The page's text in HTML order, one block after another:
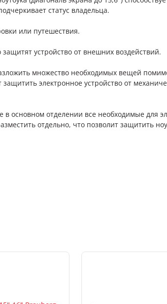
статус владельца.
или путешествия.
устройство от внешних воздействий.
множество необходимых вещей
электронное устройство от
основном отделении все необходимые для
отдельно, что позволит защитить